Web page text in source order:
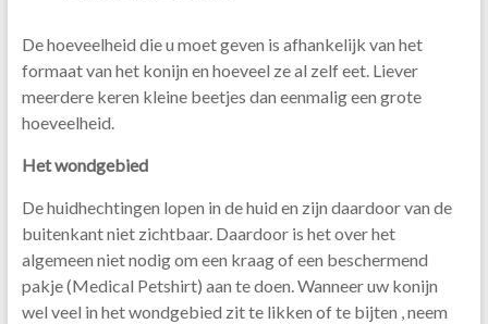
De hoeveelheid die u moet geven is afhankelijk van het
formaat van het konijn en hoeveel ze al zelf eet. Liever
meerdere keren kleine beetjes dan eenmalig een grote
hoeveelheid.
Het wondgebied
De huidhechtingen lopen in de huid en zijn daardoor van de
buitenkant niet zichtbaar. Daardoor is het over het
algemeen niet nodig om een kraag of een beschermend
pakje (Medical Petshirt) aan te doen. Wanneer uw konijn
wel veel in het wondgebied zit te likken of te bijten , neem